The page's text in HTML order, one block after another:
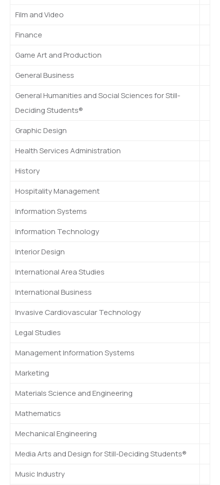
Film and Video
Finance
Game Art and Production
General Business
General Humanities and Social Sciences for Still-
Deciding Students®
Graphic Design
Health Services Administration
History
Hospitality Management
Information Systems
Information Technology
Interior Design
International Area Studies
International Business
Invasive Cardiovascular Technology
Legal Studies
Management Information Systems
Marketing
Materials Science and Engineering
Mathematics
Mechanical Engineering
Media Arts and Design for Still-Deciding Students®
Music Industry